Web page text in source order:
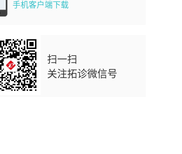
手机客户端下载
扫一扫
关注拓诊微信号